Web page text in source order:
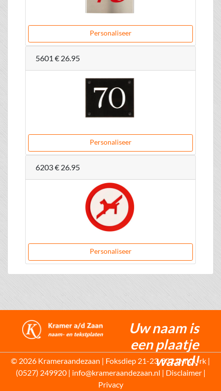
Personaliseer
5601 € 26.95
Personaliseer
6203€ 26.95
Personaliseer
Uw naam is
een plaatje
waard!
© 2026 Krameraandezaan | Foksdiep 21-23, 8321MK Urk |
(0527) 249920 | info@krameraandezaan.nl | Disclaimer|
Privacy